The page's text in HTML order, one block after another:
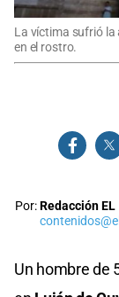
La víctima sufrió
en el rostro.
Por:Redacción EL
Un hombre de